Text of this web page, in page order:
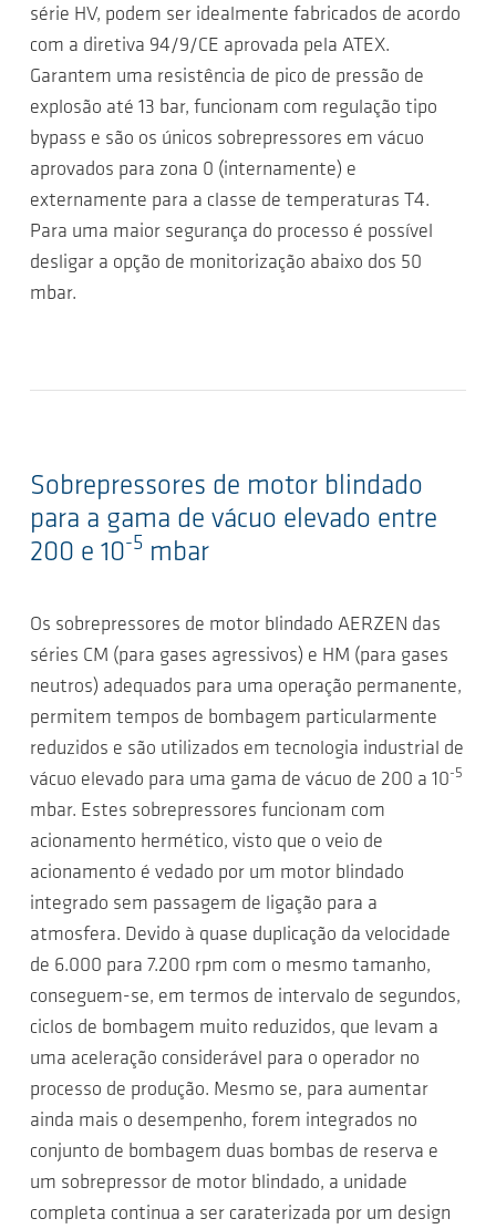
série HV, podem ser idealmente fabricados de acordo
com a diretiva 94/9/CE aprovada pela ATEX.
Garantem uma resistência de pico de pressão de
explosão até 13 bar, funcionam com regulação tipo
bypass e são os únicos sobrepressores em vácuo
aprovados para zona 0 (internamente) e
externamente para a classe de temperaturas T4.
Para uma maior segurança do processo é possível
desligar a opção de monitorização abaixo dos 50
mbar.
Sobrepressores de motor blindado
para a gama de vácuo elevado entre
200 e 10-5 mbar
Os sobrepressores de motor blindado AERZEN das
séries CM (para gases agressivos) e HM (para gases
neutros) adequados para uma operação permanente,
permitem tempos de bombagem particularmente
reduzidos e são utilizados em tecnologia industrial de
vácuo elevado para uma gama de vácuo de 200 a 10-5
mbar. Estes sobrepressores funcionam com
acionamento hermético, visto que o veio de
acionamento é vedado por um motor blindado
integrado sem passagem de ligação para a
atmosfera. Devido à quase duplicação da velocidade
de 6.000 para 7.200 rpm com o mesmo tamanho,
conseguem-se, em termos de intervalo de segundos,
ciclos de bombagem muito reduzidos, que levam a
uma aceleração considerável para o operador no
processo de produção. Mesmo se, para aumentar
ainda mais o desempenho, forem integrados no
conjunto de bombagem duas bombas de reserva e
um sobrepressor de motor blindado, a unidade
completa continua a ser caraterizada por um design